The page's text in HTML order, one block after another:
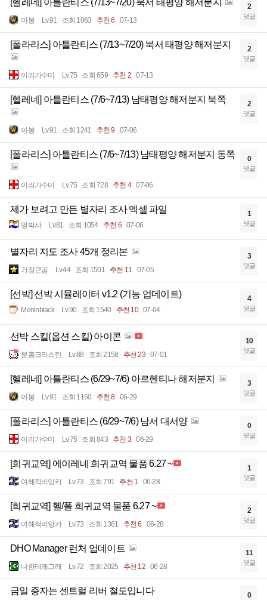
[헬레네] 아틀란티스 (7/13~7/20) 북서 태평양 해저분지
아봉 Lv.91 조회 1063 추천 6 07-13
2
댓글
[폴라리스] 아틀란티스 (7/13~7/20) 북서 태평양 해저분지
이리가수미 Lv.75 조회 659 추천 2 07-13
2
댓글
[헬레네] 아틀란티스 (7/6~7/13) 남태평양 해저분지 북쪽
아봉 Lv.91 조회 1241 추천 9 07-06
2
댓글
[폴라리스] 아틀란티스 (7/6~7/13) 남태평양 해저분지 동쪽
이리가수미 Lv.75 조회 728 추천 4 07-06
0
댓글
제가 보려고 만든 별자리 조사 엑셀 파일
명박사 Lv.81 조회 1054 추천 6 07-06
1
댓글
별자리 지도 조사 45개 정리본
가장큰곰 Lv.44 조회 1501 추천 11 07-05
3
댓글
[선박] 선박 시뮬레이터 v1.2 (기능 업데이트)
Meninblack Lv.90 조회 1540 추천 10 07-04
4
댓글
선박 스킬(옵션 스킬) 아이콘
분홍크리스틴 Lv.88 조회 2158 추천 23 07-01
10
댓글
[헬레네] 아틀란티스 (6/29~7/6) 아르헨티나 해저분지
아봉 Lv.91 조회 1160 추천 8 06-29
3
댓글
[폴라리스] 아틀란티스 (6/29~7/6) 남서 대서양
이리가수미 Lv.75 조회 843 추천 3 06-29
0
댓글
[희귀교역] 에이레네 희귀교역 물품 6.27 ~
여해적비앙카 Lv.73 조회 791 추천 1 06-28
1
댓글
[희귀교역] 헬/폴 희귀교역 물품 6.27 ~
여해적비앙카 Lv.73 조회 1361 추천 6 06-28
2
댓글
DHO Manager 런처 업데이트
나한테왜그래 Lv.72 조회 2025 추천 12 06-28
11
댓글
금일 증자는 센트럴 리버 철도입니다 0